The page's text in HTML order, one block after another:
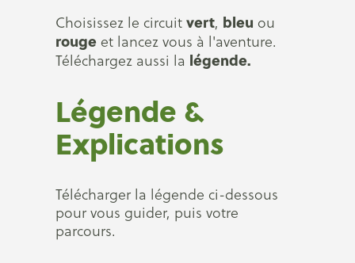
Choisissez le circuit vert, bleu ou
rouge et lancez vous à l'aventure.
Téléchargez aussi la légende.
Légende &
Explications
Télécharger la légende ci-dessous
pour vous guider, puis votre
parcours.